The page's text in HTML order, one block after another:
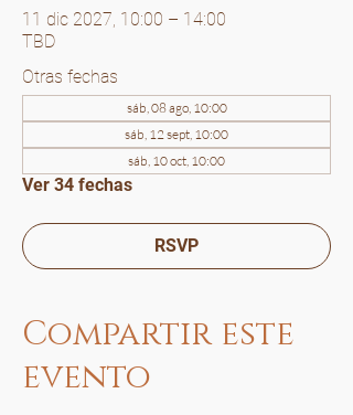
11 dic 2027, 10:00 – 14:00
TBD
Otras fechas
sáb, 08 ago, 10:00
sáb, 12 sept, 10:00
sáb, 10 oct, 10:00
Ver 34 fechas
RSVP
Compartir este
evento